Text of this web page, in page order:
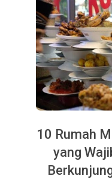
10 Rumah
yang